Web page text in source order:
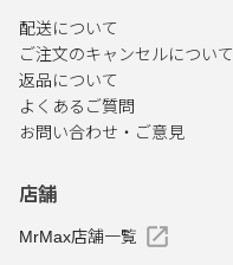
配送について
ご注文のキャンセルについて
返品について
よくあるご質問
お問い合わせ・ご意見
店舗
MrMax店舗一覧